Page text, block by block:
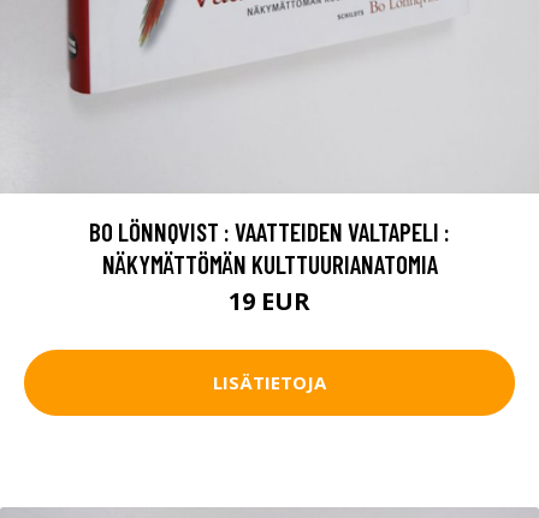
BO LÖNNQVIST : VAATTEIDEN VALTAPELI :
NÄKYMÄTTÖMÄN KULTTUURIANATOMIA
19 EUR
LISÄTIETOJA